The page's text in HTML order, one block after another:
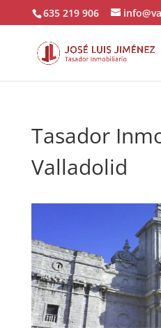
635 219 906
Tasador
Valladolid